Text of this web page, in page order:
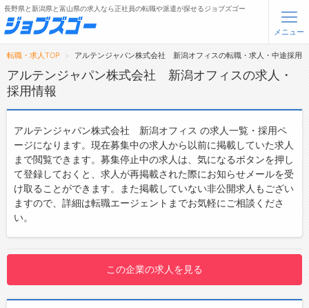
無料会員登録 ログイン
メニュー
トップ
詳細情報で求人を探す
転職支援サービスについて
転職ノウハウ(応募書類の書き方・面接対策など)
転職・採用コラム
ジョブズゴーについて
長野県と新潟県と富山県の求人なら正社員の転職や派遣が探せるジョブズゴー
メニュー
転職・求人TOP アルテンジャパン株式会社 新潟オフィスの転職・求人・中途採用
アルテンジャパン株式会社 新潟オフィスの求人・
採用情報
アルテンジャパン株式会社 新潟オフィス の求人一覧・採用ペ
ージになります。現在募集中の求人から以前に掲載していた求人
まで閲覧できます。募集停止中の求人は、気になるボタンを押し
て登録しておくと、求人が再掲載された際にお知らせメールを受
け取ることができます。また掲載していない非公開求人もござい
ますので、詳細は転職エージェントまでお気軽にご相談くださ
い。
この企業の求人を見る